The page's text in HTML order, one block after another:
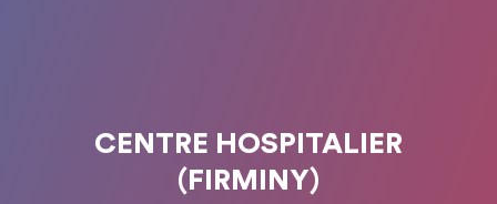
CENTRE HOSPITALIER
(FIRMINY)